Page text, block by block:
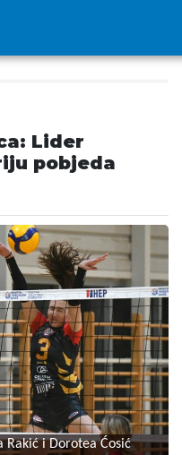
Lider
pobjeda
Rakić i Dorotea Ćosić